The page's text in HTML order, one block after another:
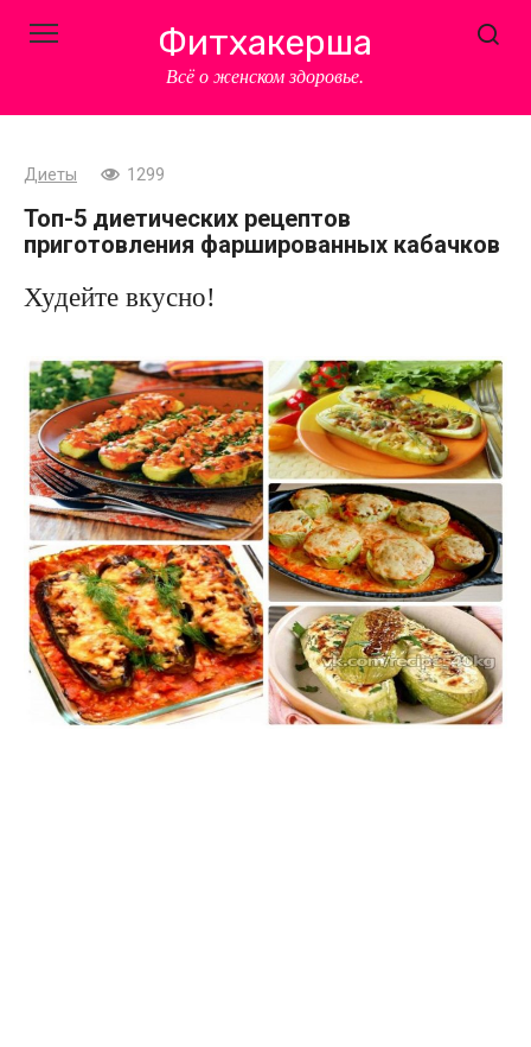
Фитхакерша
Всё о женском здоровье.
Диеты 1299
Топ-5 диетических рецептов
приготовления фаршированных кабачков
Худейте вкусно!